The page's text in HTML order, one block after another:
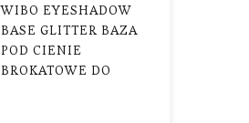
WIBO EYESHADOW
BASE GLITTER BAZA
POD CIENIE
BROKATOWE DO